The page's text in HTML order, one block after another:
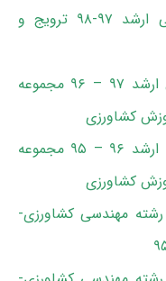
دانلود سوالات آزمون کارشناسی ارشد ۹۷-۹۸ ترویج و
دانلود سوالات آزمون کارشناسی ارشد ۹۷ – ۹۶ مجموعه
کشاورزی
دانلود سوالات آزمون کارشناسی ارشد ۹۶ – ۹۵ مجموعه
کشاورزی
رشته مهندسی کشاورزی-